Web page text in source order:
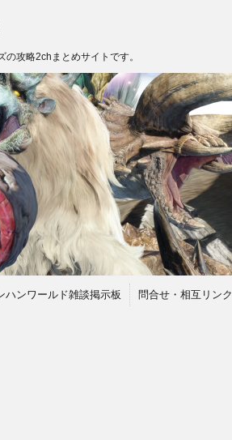
の攻略2chまとめサイトです。
ハンワールド雑談掲示板 問合せ・相互リンク